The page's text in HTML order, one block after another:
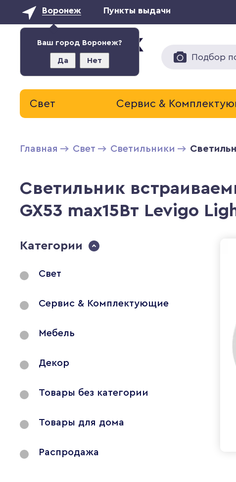
Воронеж
Ваш город Воронеж?
Да Нет
Пункты выдачи
Подбор
Свет Сервис &
Главная Свет Светильники
Светильник
GX53 max15Вт Levigo
Категории
Свет
Сервис & Комплектующие
Мебель
Декор
Товары без категории
Товары для дома
Распродажа